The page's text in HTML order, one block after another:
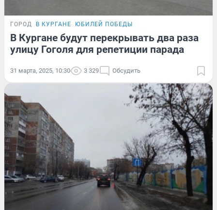
ГОРОД В КУРГАНЕ ЮБИЛЕЙ ПОБЕДЫ
В Кургане будут перекрывать два раза
улицу Гоголя для репетиции парада
31 марта, 2025, 10:30 3 329 Обсудить